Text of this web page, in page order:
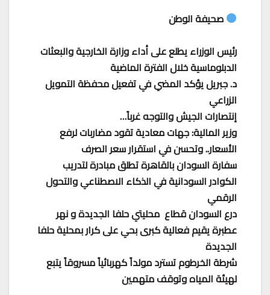
صحيفة الوطن
رئيس الوزراء يطلع على أداء وزارة الخارجية والبعثات
الدبلوماسية خلال الفترة الماضية
د. جبريل يؤكد المضي في تفعيل محفظة التمويل
الزراعي
إنتصارات الجيش والتوجه غرباً…
وزير المالية: جهات معادية تقود مضاربات لرفع
الأسعار.. وتحسن في استقرار سعر الصرف
سفارة السودان بالقاهرة تطلق مبادرة لتدريب
الكوادر السودانية في الذكاء الاصطناعي والتحول
الرقمي
درع السودان قطاع محليتي حلفا الجديدة و نهر
عطبرة يقيم فعالية كبرى بحي على كرار بمحلية حلفا
الجديدة
شرطة الخرطوم تسترد مولداً كهربائياً مسروقاً يتبع
لهيئة المياه وتوقف متهمين